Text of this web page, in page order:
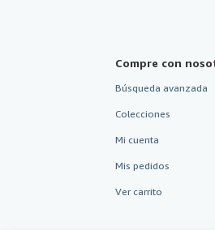
Compre con
Búsqueda avanzada
Colecciones
Mi cuenta
Mis pedidos
Ver carrito